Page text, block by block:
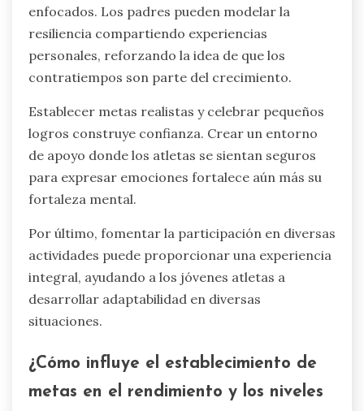
enfocados. Los padres pueden modelar la
resiliencia compartiendo experiencias
personales, reforzando la idea de que los
contratiempos son parte del crecimiento.
Establecer metas realistas y celebrar pequeños
logros construye confianza. Crear un entorno
de apoyo donde los atletas se sientan seguros
para expresar emociones fortalece aún más su
fortaleza mental.
Por último, fomentar la participación en diversas
actividades puede proporcionar una experiencia
integral, ayudando a los jóvenes atletas a
desarrollar adaptabilidad en diversas
situaciones.
¿Cómo influye el establecimiento de
metas en el rendimiento y los niveles